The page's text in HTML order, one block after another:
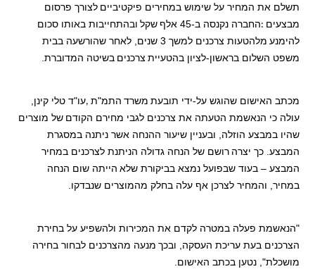
תשלם את המחיר על שימוש במחירים פיקטיביים לצורך פרסום
מבצעים :החברה נקנסה ב-45 אלף שקל ובהתחייבות באותו סכום
להימנע
מלהטעות צרכנים למשך 3 שנים, לאחר שהורשעה בבית
משפט השלום בראשון-לציון בהטעיית צרכנים בשיטה המדוברת.
מכתב האישום שהוגש על-ידי תובעת משרד התמ"ת ,עו"ד טלי קינן,
עולה כי הנאשמת הטעתה את צרכנים לגבי מחירם הקודם של מוצרים
שהיו במבצע הוזלה, ובעניין שיעור ההנחה אשר ניתנה במסגרת
המבצע. כך יצרה רושם של הנחה גדולה הניתנת לצרכנים במחיר
המבצע – בעוד שבפועל נמצא בביקורת שלא הייתה שום הנחה
במחיר, והמחיר לצרכן אף עלה בחלק מהמוצרים שנבדקו.
"הנאשמת פעלה במטרה לקדם את המכירות ולהשפיע על בחירת
הצרכנים בעת עריכת העסקה, ובכך מנעה מהצרכנים לבחור בחירה
מושכלת", נטען בכתב האישום.